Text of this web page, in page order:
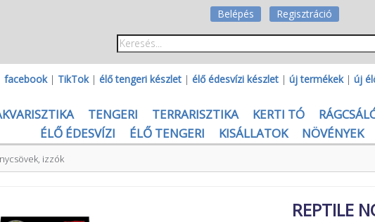
Belépés Regisztráció
facebook| TikTok| élő tengeri készlet | élő édesvízi készlet | új termékek| új
TENGERI TERRARISZTIKA KERTI TÓ
ÉLŐ ÉDESVÍZI
ÉLŐ TENGERI KISÁLLATOK NÖVÉNYEK
izzók
REPTILE